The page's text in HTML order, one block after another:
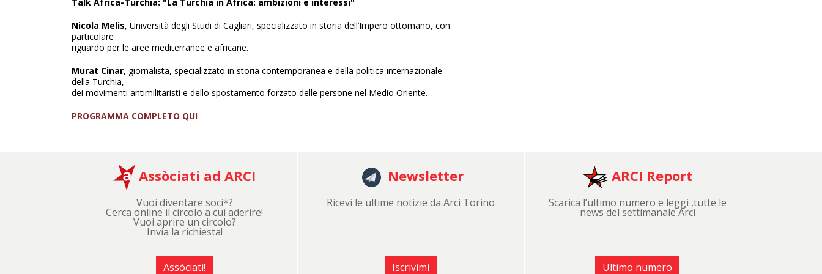
Nicola Melis, Università degli Studi di Cagliari, specializzato in storia dell’Impero ottomano, con
particolare
riguardo per le aree mediterranee e africane.
Murat Cinar, giornalista, specializzato in storia contemporanea e della politica internazionale
della Turchia,
dei movimenti antimilitaristi e dello spostamento forzato delle persone nel Medio Oriente.
PROGRAMMA COMPLETO QUI
Assòciati ad ARCI
Vuoi diventare soci*?
Cerca online il circolo a cui aderire!
Vuoi aprire un circolo?
Invia la richiesta!
Assòciati!
Newsletter
Ricevi le ultime notizie da Arci Torino
Iscrivimi
ARCI Report
Scarica l’ultimo numero e leggi ,tutte le
news del settimanale Arci
Ultimo numero